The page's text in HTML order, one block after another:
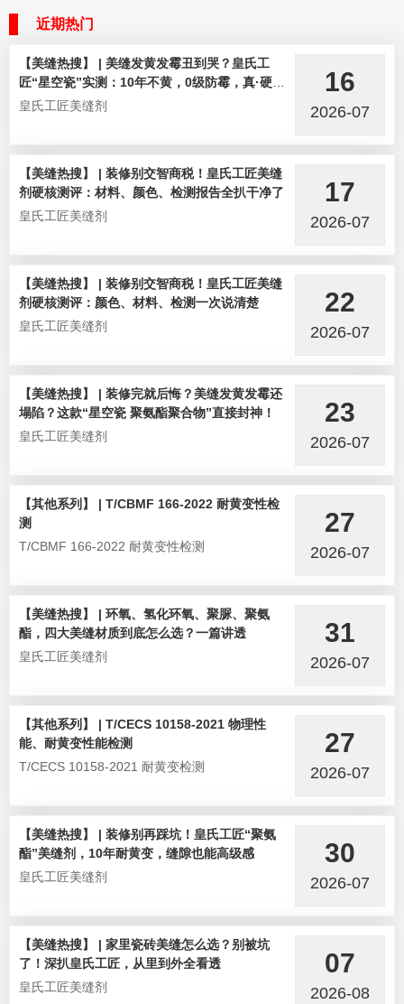
近期热门
【美缝热搜】 | 美缝发黄发霉丑到哭？皇氏工
匠“星空瓷”实测：10年不黄，0级防霉，真·硬核
选手！
皇氏工匠美缝剂
16
2026-07
【美缝热搜】 | 装修别交智商税！皇氏工匠美缝
剂硬核测评：材料、颜色、检测报告全扒干净了
皇氏工匠美缝剂
17
2026-07
【美缝热搜】 | 装修别交智商税！皇氏工匠美缝
剂硬核测评：颜色、材料、检测一次说清楚
皇氏工匠美缝剂
22
2026-07
【美缝热搜】 | 装修完就后悔？美缝发黄发霉还
塌陷？这款“星空瓷 聚氨酯聚合物”直接封神！
皇氏工匠美缝剂
23
2026-07
【其他系列】 | T/CBMF 166-2022 耐黄变性检
测
T/CBMF 166-2022 耐黄变性检测
27
2026-07
【美缝热搜】 | 环氧、氢化环氧、聚脲、聚氨
酯，四大美缝材质到底怎么选？一篇讲透
皇氏工匠美缝剂
31
2026-07
【其他系列】 | T/CECS 10158-2021 物理性
能、耐黄变性能检测
T/CECS 10158-2021 耐黄变检测
27
2026-07
【美缝热搜】 | 装修别再踩坑！皇氏工匠“聚氨
酯”美缝剂，10年耐黄变，缝隙也能高级感
皇氏工匠美缝剂
30
2026-07
【美缝热搜】 | 家里瓷砖美缝怎么选？别被坑
了！深扒皇氏工匠，从里到外全看透
皇氏工匠美缝剂
07
2026-08